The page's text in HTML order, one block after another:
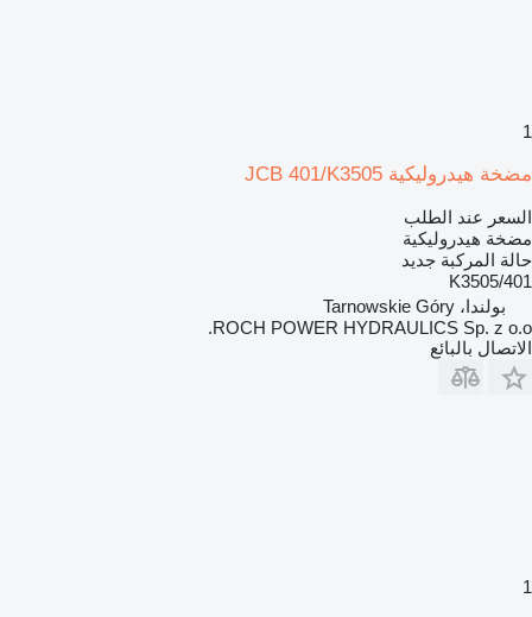
1
مضخة هيدروليكية JCB 401/K3505
السعر عند الطلب
مضخة هيدروليكية
حالة المركبة جديد
401/K3505
بولندا، Tarnowskie Góry
ROCH POWER HYDRAULICS Sp. z o.o.
الاتصال بالبائع
1